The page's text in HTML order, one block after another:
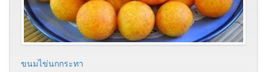
ขนมไข่นกกระทา